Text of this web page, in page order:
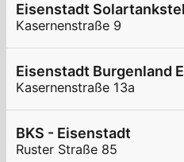
Eisenstadt
Kasernenstraße 9
Eisenstadt Burgenland
Kasernenstraße 13a
BKS - Eisenstadt
Ruster Straße 85